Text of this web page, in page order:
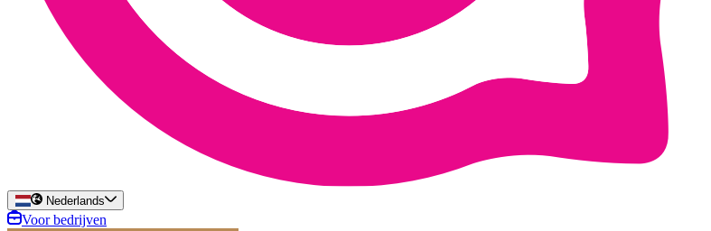
Nederlands
Voor bedrijven